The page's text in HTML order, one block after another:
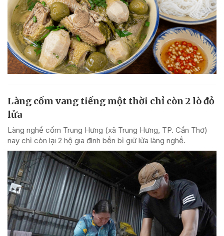
Làng cốm vang tiếng một thời chỉ còn 2 lò đỏ
lửa
Làng nghề cốm Trung Hưng (xã Trung Hưng, TP. Cần Thơ)
nay chỉ còn lại 2 hộ gia đình bền bỉ giữ lửa làng nghề.